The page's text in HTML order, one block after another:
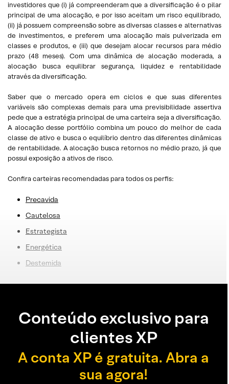
investidores que (i) já compreenderam que a diversificação é o pilar
principal de uma alocação, e por isso aceitam um risco equilibrado,
(ii) já possuem compreensão sobre as diversas classes e alternativas
de investimentos, e preferem uma alocação mais pulverizada em
classes e produtos, e (iii) que desejam alocar recursos para médio
prazo (48 meses). Com uma dinâmica de alocação moderada, a
alocação busca equilibrar segurança, liquidez e rentabilidade
através da diversificação.
Saber que o mercado opera em ciclos e que suas diferentes
variáveis são complexas demais para uma previsibilidade assertiva
pede que a estratégia principal de uma carteira seja a diversificação.
A alocação desse portfólio combina um pouco do melhor de cada
classe de ativo e busca o equilíbrio dentro das diferentes dinâmicas
de rentabilidade. A alocação busca retornos no médio prazo, já que
possui exposição a ativos de risco.
Confira carteiras recomendadas para todos os perfis:
Precavida
Cautelosa
Estrategista
Energética
Destemida
Conteúdo exclusivo para
clientes XP
A conta XP é gratuita. Abra a
sua agora!